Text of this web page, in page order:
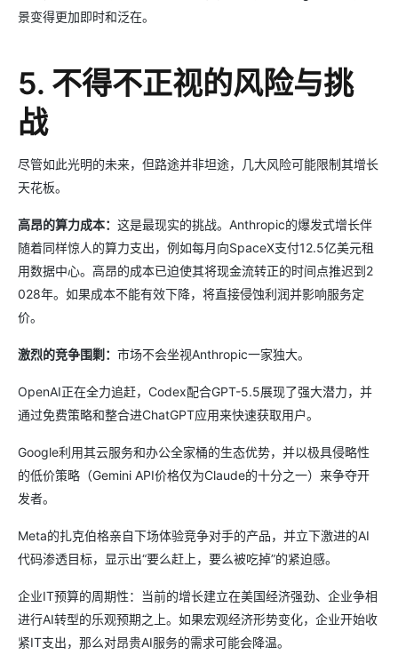
景变得更加即时和泛在。
5. 不得不正视的风险与挑
战
尽管如此光明的未来，但路途并非坦途，几大风险可能限制其增长
天花板。
高昂的算力成本： 这是最现实的挑战。Anthropic的爆发式增长伴
随着同样惊人的算力支出，例如每月向SpaceX支付12.5亿美元租
用数据中心。高昂的成本已迫使其将现金流转正的时间点推迟到2
028年。如果成本不能有效下降，将直接侵蚀利润并影响服务定
价。
激烈的竞争围剿： 市场不会坐视Anthropic一家独大。
OpenAI正在全力追赶，Codex配合GPT-5.5展现了强大潜力，并
通过免费策略和整合进ChatGPT应用来快速获取用户。
Google利用其云服务和办公全家桶的生态优势，并以极具侵略性
的低价策略（Gemini API价格仅为Claude的十分之一）来争夺开
发者。
Meta的扎克伯格亲自下场体验竞争对手的产品，并立下激进的AI
代码渗透目标，显示出“要么赶上，要么被吃掉”的紧迫感。
企业IT预算的周期性：当前的增长建立在美国经济强劲、企业争相
进行AI转型的乐观预期之上。如果宏观经济形势变化，企业开始收
紧IT支出，那么对昂贵AI服务的需求可能会降温。